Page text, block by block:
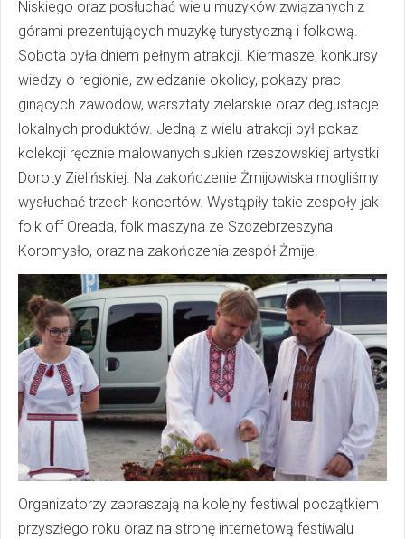
Niskiego oraz posłuchać wielu muzyków związanych z
górami prezentujących muzykę turystyczną i folkową.
Sobota była dniem pełnym atrakcji. Kiermasze, konkursy
wiedzy o regionie, zwiedzanie okolicy, pokazy prac
ginących zawodów, warsztaty zielarskie oraz degustacje
lokalnych produktów. Jedną z wielu atrakcji był pokaz
kolekcji ręcznie malowanych sukien rzeszowskiej artystki
Doroty Zielińskiej. Na zakończenie Żmijowiska mogliśmy
wysłuchać trzech koncertów. Wystąpiły takie zespoły jak
folk off Oreada, folk maszyna ze Szczebrzeszyna
Koromysło, oraz na zakończenia zespół Żmije.
Organizatorzy zapraszają na kolejny festiwal początkiem
przyszłego roku oraz na stronę internetową festiwalu